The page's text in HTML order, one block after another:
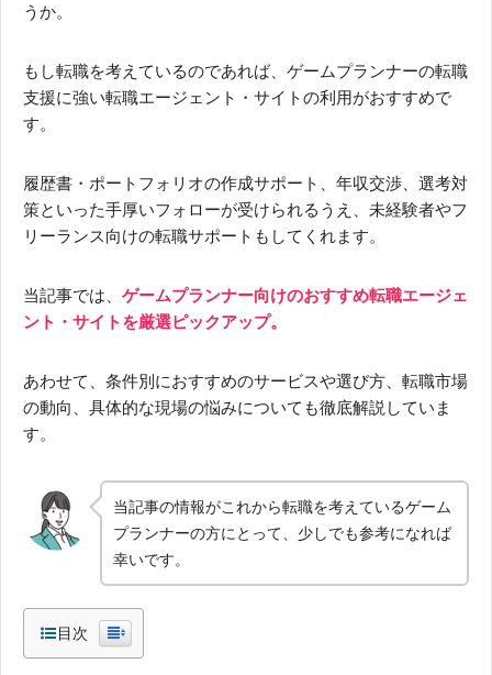
うか。
もし転職を考えているのであれば、ゲームプランナーの転職
支援に強い転職エージェント・サイトの利用がおすすめで
す。
履歴書・ポートフォリオの作成サポート、年収交渉、選考対
策といった手厚いフォローが受けられるうえ、未経験者やフ
リーランス向けの転職サポートもしてくれます。
当記事では、 ゲームプランナー向けのおすすめ転職エージェ
ント・サイトを厳選ピックアップ。
あわせて、条件別におすすめのサービスや選び方、転職市場
の動向、具体的な現場の悩みについても徹底解説していま
す。
当記事の情報がこれから転職を考えているゲーム
プランナーの方にとって、少しでも参考になれば
幸いです。
目次